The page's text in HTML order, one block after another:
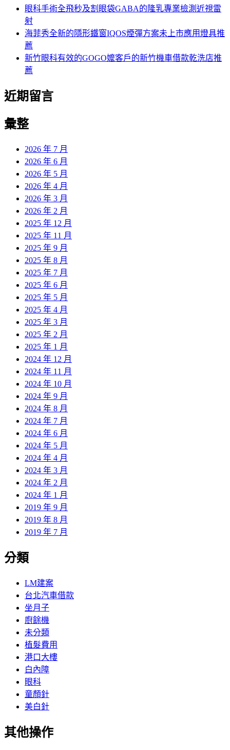
眼科手術全飛秒及割眼袋GABA的隆乳專業檢測近視雷
射
海菲秀全新的隱形鐵窗IQOS煙彈方案未上市應用燈具推
薦
新竹眼科有效的GOGO嬤客戶的新竹機車借款乾洗店推
薦
近期留言
彙整
2026 年 7 月
2026 年 6 月
2026 年 5 月
2026 年 4 月
2026 年 3 月
2026 年 2 月
2025 年 12 月
2025 年 11 月
2025 年 9 月
2025 年 8 月
2025 年 7 月
2025 年 6 月
2025 年 5 月
2025 年 4 月
2025 年 3 月
2025 年 2 月
2025 年 1 月
2024 年 12 月
2024 年 11 月
2024 年 10 月
2024 年 9 月
2024 年 8 月
2024 年 7 月
2024 年 6 月
2024 年 5 月
2024 年 4 月
2024 年 3 月
2024 年 2 月
2024 年 1 月
2019 年 9 月
2019 年 8 月
2019 年 7 月
分類
LM建案
台北汽車借款
坐月子
廚餘機
未分類
植髮費用
港口大樓
白內障
眼科
童顏針
美白針
其他操作